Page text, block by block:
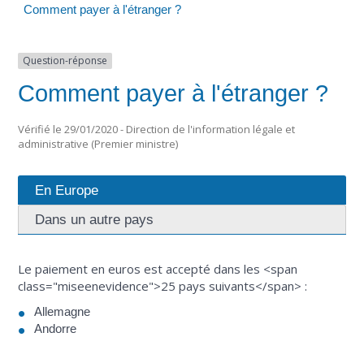
Comment payer à l'étranger ?
Question-réponse
Comment payer à l'étranger ?
Vérifié le 29/01/2020 - Direction de l'information légale et
administrative (Premier ministre)
En Europe
Dans un autre pays
Le paiement en euros est accepté dans les <span
class="miseenevidence">25 pays suivants</span> :
Allemagne
Andorre